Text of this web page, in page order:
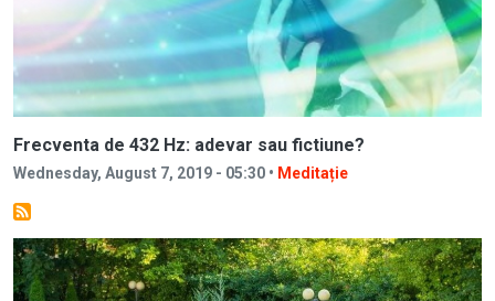
Frecventa de 432 Hz: adevar sau fictiune?
Wednesday, August 7, 2019 - 05:30 • Meditație
Image